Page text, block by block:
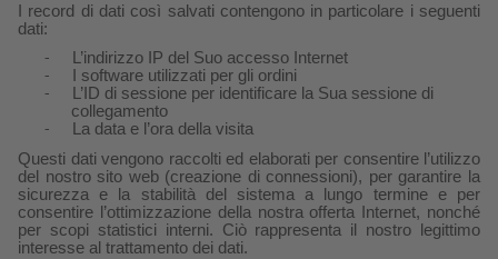
I record di dati così salvati contengono in particolare i seguenti
dati:
- L’indirizzo IP del Suo accesso Internet
- I software utilizzati per gli ordini
-
L’ID di sessione per identificare la Sua sessione di
collegamento
-
La data e l’ora della visita
Questi dati vengono raccolti ed elaborati per consentire l’utilizzo
del nostro sito web (creazione di connessioni), per garantire la
sicurezza e la stabilità del sistema a lungo termine e per
consentire l’ottimizzazione della nostra offerta Internet, nonché
per scopi statistici interni. Ciò rappresenta il nostro legittimo
interesse al trattamento dei dati.